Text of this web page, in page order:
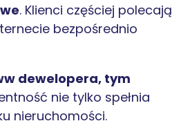
. Klienci częściej polecają
bezpośrednio
dewelopera, tym
nie tylko spełnia
nieruchomości.